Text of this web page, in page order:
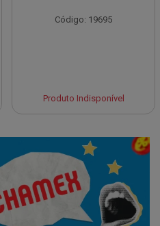
Código: 19695
Produto Indisponível